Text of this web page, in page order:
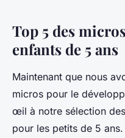
Top 5 des
enfants de 5 ans
Maintenant que nous
micros pour le
œil à notre sélection
pour les petits de 5 ans.